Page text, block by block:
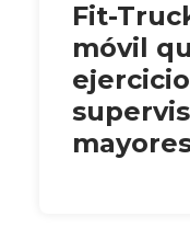
Fit-
móvil